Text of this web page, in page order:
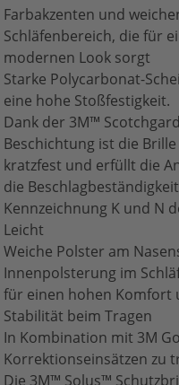
Farbakzenten und
Schläfenbereich, die für
modernen Look sorgt
Starke Polycarbonat-
eine hohe Stoßfestigkeit.
Dank der 3M™
Beschichtung ist die
kratzfest und erfüllt die
die
Kennzeichnung K und N
Leicht
Weiche Polster am
Innenpolsterung im
für einen hohen Komfort
Stabilität beim Tragen
In Kombination mit 3M
Korrektionseinsätzen zu
Die 3M™ Solus™